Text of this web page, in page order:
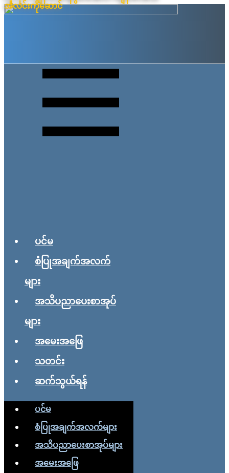
အလင်းကိုဆောင်
ပင်မ
စံပြုအချက်အလက်
များ
အသိပညာပေးစာအုပ်
များ
အမေးအဖြေ
သတင်း
ဆက်သွယ်ရန်
ပင်မ
စံပြုအချက်အလက်များ
အသိပညာပေးစာအုပ်များ
အမေးအဖြေ